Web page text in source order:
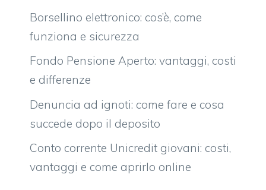
Borsellino elettronico: cos’è, come
funziona e sicurezza
Fondo Pensione Aperto: vantaggi, costi
e differenze
Denuncia ad ignoti: come fare e cosa
succede dopo il deposito
Conto corrente Unicredit giovani: costi,
vantaggi e come aprirlo online